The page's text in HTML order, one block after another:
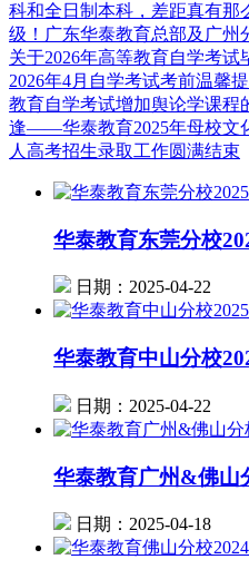
科和全日制本科，差距真有那
级！广东华泰教育总部及广州
关于2026年高等教育自学考试
2026年4月自学考试考前温馨
教育自学考试增加舆论学课程
逢——华泰教育2025年母校文
人高考招生录取工作圆满结束
华泰教育东莞分校
日期：2025-04-22
华泰教育中山分校
日期：2025-04-22
华泰教育广州&佛山
日期：2025-04-18